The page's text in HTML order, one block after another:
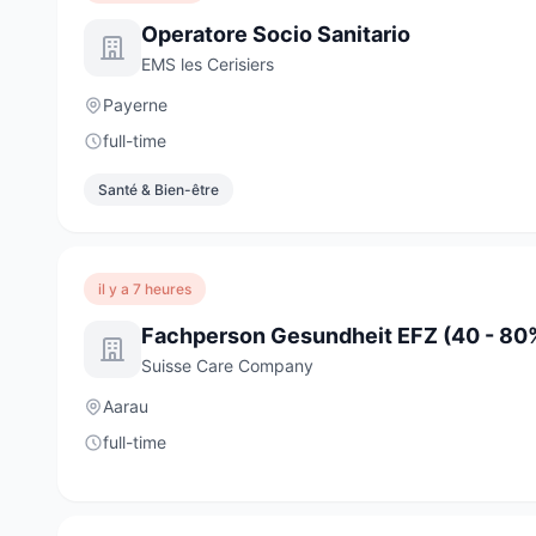
Operatore Socio Sanitario
EMS les Cerisiers
Payerne
full-time
Santé & Bien-être
il y a 7 heures
Fachperson Gesundheit EFZ (40 -
Suisse Care Company
Aarau
full-time